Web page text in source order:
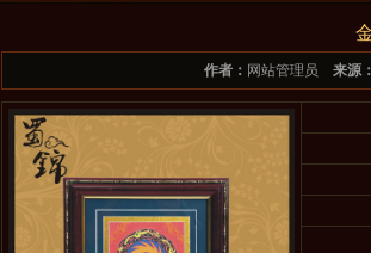
作者： 网站管理员 来源：